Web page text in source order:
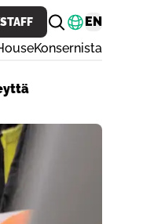
Vaihda
EN
Konsernista